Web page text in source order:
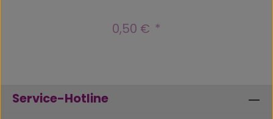
Regulärer Preis:
0,50 €
Service-Hotline